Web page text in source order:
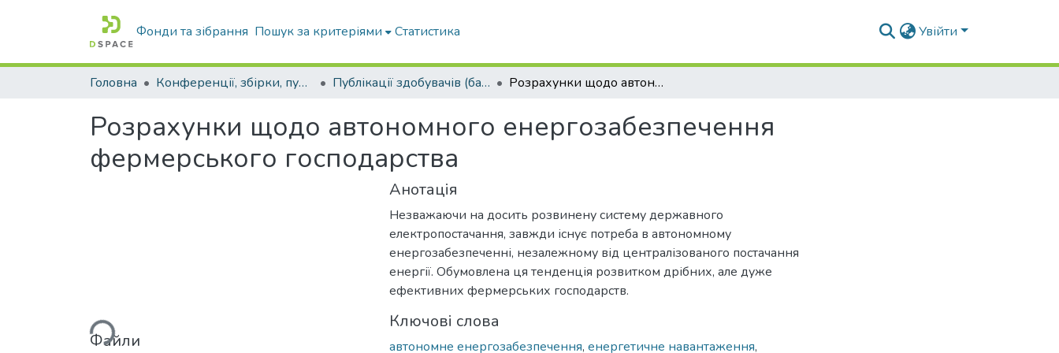
Фонди та зібрання Пошук за критеріями Статистика Увійти
Головна Конференції, збірки, публікації молодих вчених і здобувачів : магістрів, бакалаврів, аспірантів. Публікації здобувачів (бакалаврів. магістрів, аспірантів) Розрахунки щодо автономного енергозабезпечення фермерського господарства
Розрахунки щодо автономного енергозабезпечення
фермерського господарства
Вантажиться...
Файли
Анотація
Незважаючи на досить розвинену систему державного
електропостачання, завжди існує потреба в автономному
енергозабезпеченні, незалежному від централізованого постачання
енергії. Обумовлена ця тенденція розвитком дрібних, але дуже
ефективних фермерських господарств.
Ключові слова
автономне енергозабезпечення, енергетичне навантаження,